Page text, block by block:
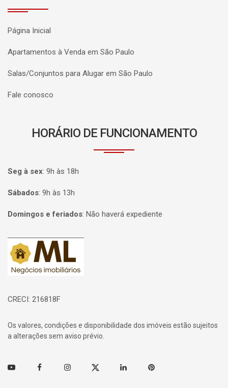
Página Inicial
Apartamentos à Venda em São Paulo
Salas/Conjuntos para Alugar em São Paulo
Fale conosco
HORÁRIO DE FUNCIONAMENTO
Seg à sex: 9h às 18h
Sábados: 9h às 13h
Domingos e feriados: Não haverá expediente
Página inicial
CRECI: 216818F
Os valores, condições e disponibilidade dos imóveis estão sujeitos
a alterações sem aviso prévio.
Youtube FacebookInstagramTwitter Linkedin Pinterest